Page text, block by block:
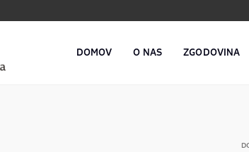
DOMOV O NAS ZGODOVINA